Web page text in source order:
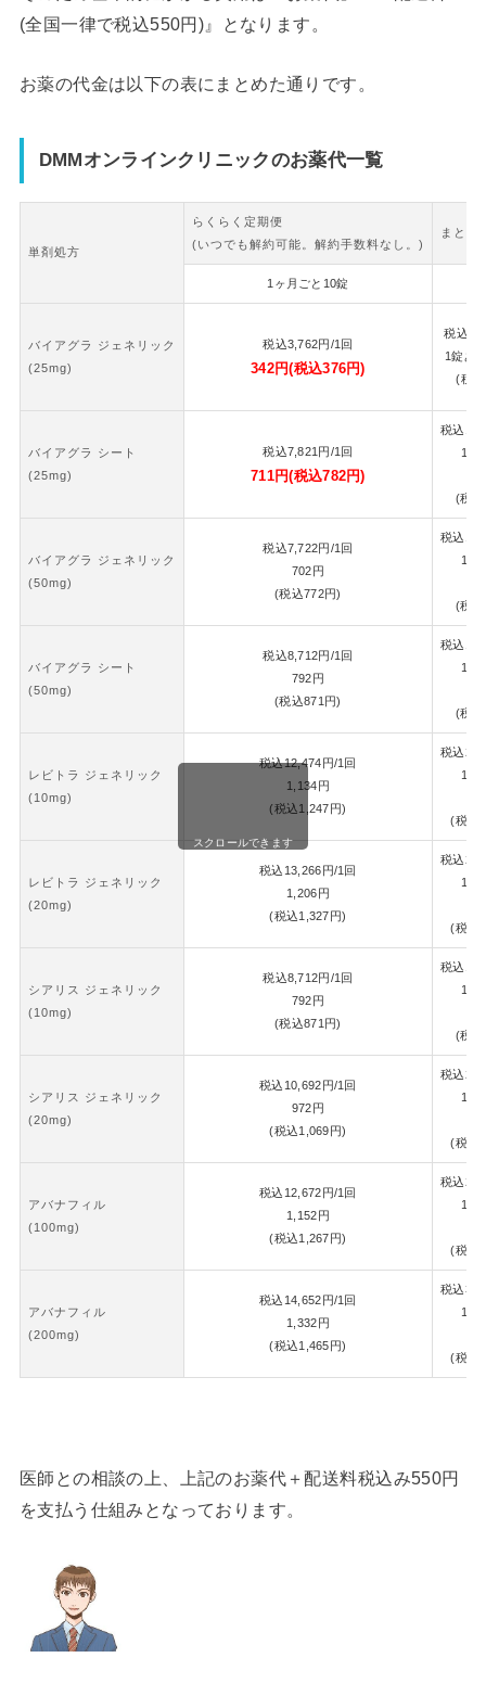
(全国一律で税込550円)』となります。
お薬の代金は以下の表にまとめた通りです。
DMMオンラインクリニックのお薬代一覧
単剤処方
らくらく定期便
(いつでも解約可能。解約手数料なし。)
まとめ
1ヶ月ごと10錠
バイアグラ ジェネリック
(25mg)
税込3,762円/1回
342円(税込376円)
税込
1錠あ
(税
バイアグラ シート
(25mg)
税込7,821 円/1回
711円(税込782円)
税込
1錠
(税込
バイアグラ ジェネリック
(50mg)
税込7,722円/1回
702円
(税込772円)
税込
1錠
(税込
バイアグラ シート
(50mg)
税込8,712円/1回
792円
(税込871 円)
税込
1錠
(税込
レビトラ ジェネリック
(10mg)
税込12,474円/1回
1,134円
(税込1,247円)
税込
1錠
(税込
レビトラ ジェネリック
(20mg)
税込 13,266円/1回
1,206円
(税込1,327円)
税込
1錠
(税込
シアリス ジェネリック
(10mg)
税込8,712円/1回
792円
(税込871 円)
税込
1錠
(税込
シアリス ジェネリック
(20mg)
税込 10,692円/1回
972円
(税込1,069円)
税込
1錠
(税込
アバナフィル
(100mg)
税込 12,672円/1回
1,152円
(税込1,267円)
税込
1錠
(税込
アバナフィル
(200mg)
税込 14,652円/1回
1,332円
(税込1,465円)
税込
1錠
(税込
スクロールできます
医師との相談の上、上記のお薬代＋配送料税込み550円
を支払う仕組みとなっております。